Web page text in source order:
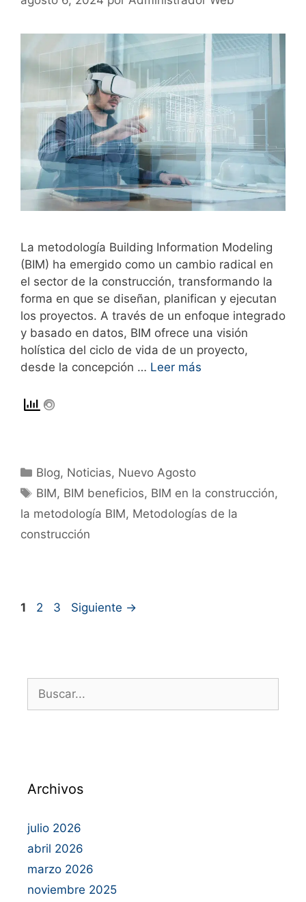
La metodología Building Information Modeling
(BIM) ha emergido como un cambio radical en
el sector de la construcción, transformando la
forma en que se diseñan, planifican y ejecutan
los proyectos. A través de un enfoque integrado
y basado en datos, BIM ofrece una visión
holística del ciclo de vida de un proyecto,
desde la concepción … Leer más
Blog, Noticias, Nuevo Agosto
BIM, BIM beneficios, BIM en la construcción,
la metodología BIM, Metodologías de la
construcción
1 2 3 Siguiente →
Archivos
julio 2026
abril 2026
marzo 2026
noviembre 2025